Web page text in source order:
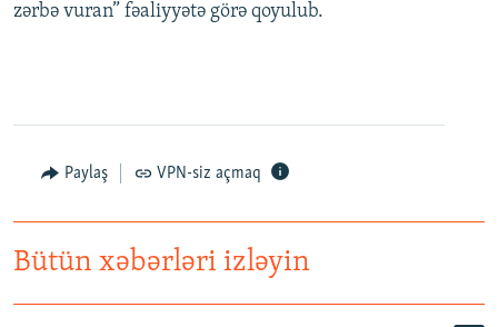
zərbə vuran” fəaliyyətə görə qoyulub.
Paylaş VPN-siz açmaq
Bütün xəbərləri izləyin